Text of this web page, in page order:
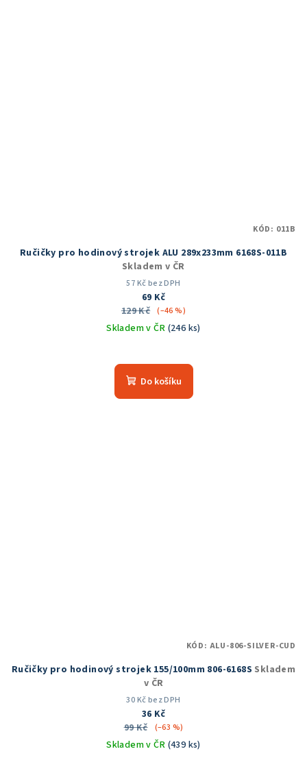
Ručičky pro hodinový strojek ALU 289x233mm 6168S-011B
Skladem v ČR
57 Kč bez DPH
69 Kč
129 Kč (–46 %)
Skladem v ČR (246 ks)
hodnocení
produktu
Do košíku
KÓD: 011B
Ručičky pro hodinový strojek 155/100mm 806-6168S Skladem
v ČR
30 Kč bez DPH
36 Kč
99 Kč
(–63 %)
Skladem v ČR (439 ks)
KÓD: ALU-806-SILVER-CUD